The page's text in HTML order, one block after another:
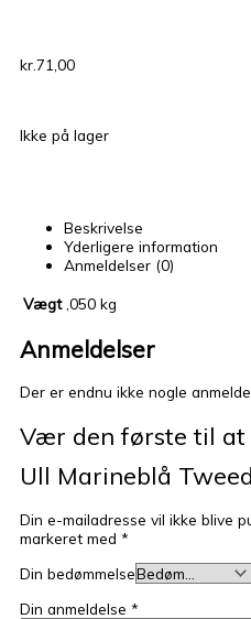
kr.71,00
Ikke på lager
Beskrivelse
Yderligere information
Anmeldelser (0)
Vægt ,050 kg
Anmeldelser
Der er endnu ikke nogle
Vær den første til at
Ull Marineblå
Din e-mailadresse vil ikke blive
markeret med *
Din bedømmelse
Din anmeldelse *